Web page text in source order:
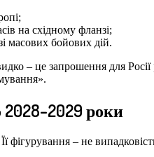
на східному фланзі;
масових бойових дій.
– це запрошення для
роки
фігурування – не